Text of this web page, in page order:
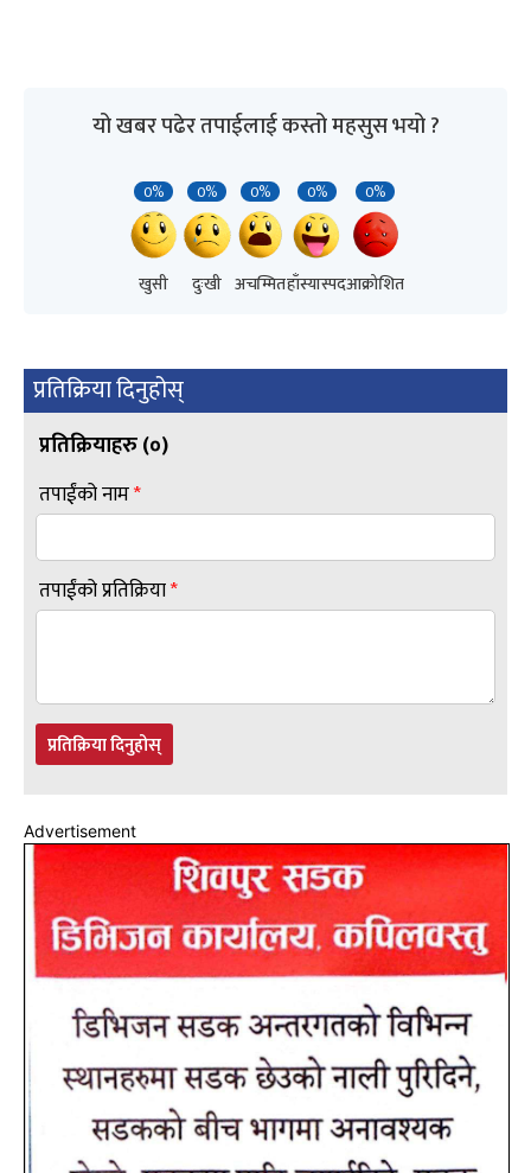
यो खबर पढेर तपाईलाई कस्तो महसुस भयो ?
0%
खुसी
0%
दुःखी
0%
अचम्मित
0%
हाँस्यास्पद
0%
आक्रोशित
प्रतिक्रिया दिनुहोस्
प्रतिक्रियाहरु (०)
तपाईंको नाम*
तपाईंको प्रतिक्रिया*
प्रतिक्रिया दिनुहोस्
Advertisement